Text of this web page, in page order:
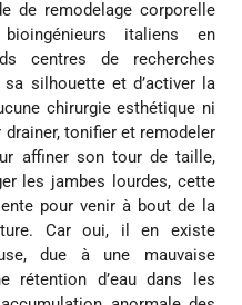
de remodelage corporelle
italiens en
centres de recherches
sa silhouette et d’activer la
chirurgie esthétique ni
tonifier et remodeler
affiner son tour de taille,
les jambes lourdes, cette
pour venir à bout de la
Car oui, il en existe
due à une mauvaise
rétention d’eau dans les